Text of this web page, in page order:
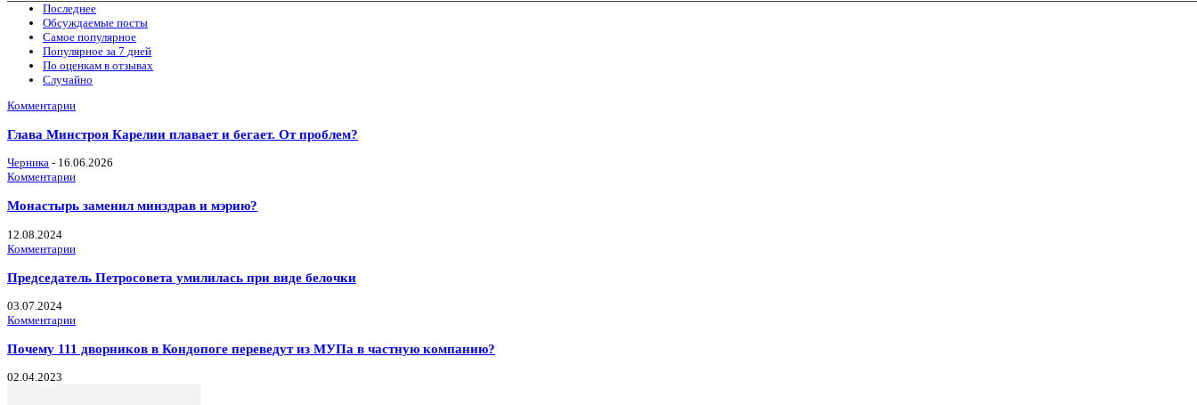
Последнее
Обсуждаемые посты
Самое популярное
Популярное за 7 дней
По оценкам в отзывах
Случайно
Комментарии
Глава Минстроя Карелии плавает и бегает. От проблем?
Черника - 16.06.2026
Комментарии
Монастырь заменил минздрав и мэрию?
12.08.2024
Комментарии
Председатель Петросовета умилилась при виде белочки
03.07.2024
Комментарии
Почему 111 дворников в Кондопоге переведут из МУПа в частную компанию?
02.04.2023